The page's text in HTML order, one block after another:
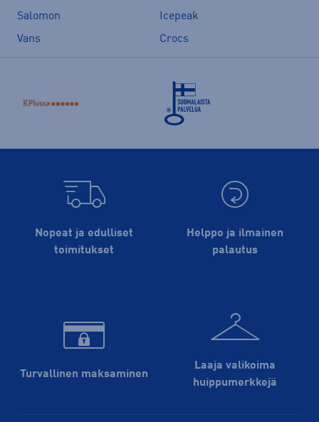
Salomon
Icepeak
Vans
Crocs
Nopeat ja edulliset
toimitukset
Helppo ja ilmainen
palautus
Turvallinen maksaminen
Laaja valikoima
huippu­merkkejä